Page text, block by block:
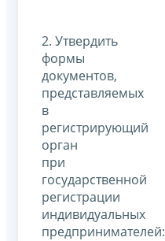
2. Утвердить
формы
документов,
представляемых
в
регистрирующий
орган
при
государственной
регистрации
индивидуальных
предпринимателей: